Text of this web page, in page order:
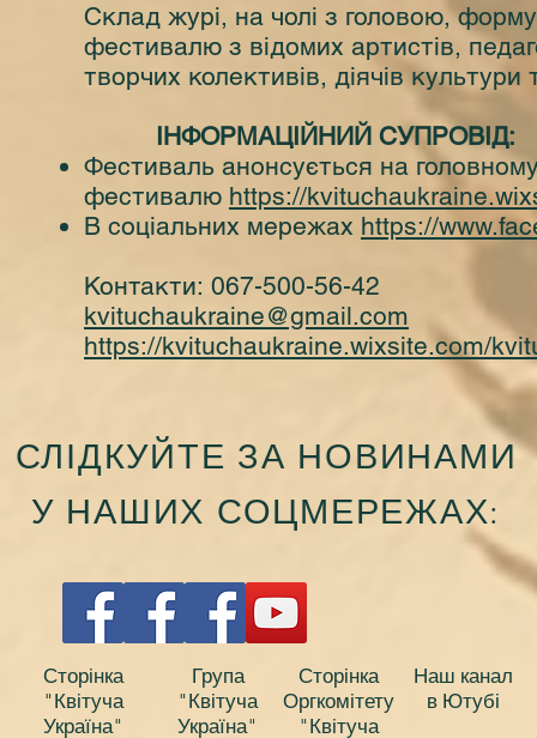
Склад журі, на чолі з головою,
фестивалю з відомих артистів,
творчих колективів, діячів
ІНФОРМАЦІЙНИЙ СУПРОВІД:
Фестиваль анонсується на
фестивалю https://
В соціальних мережах https://
Контакти: 067-500-56-42
kvituchaukraine@gmail.com
https://kvituchaukraine.wixsite.com/
СЛІДКУЙТЕ ЗА НОВИНАМИ
У НАШИХ СОЦМЕРЕЖАХ:
Сторінка
"Квітуча
Україна"
Група
"Квітуча
Україна"
Сторінка
Оргкомітету
"Квітуча
Наш канал
в Ютубі